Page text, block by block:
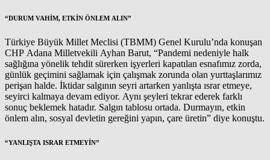
“DURUM VAHİM, ETKİN ÖNLEM ALIN”
Türkiye Büyük Millet Meclisi (TBMM) Genel Kurulu’nda konuşan
CHP Adana Milletvekili Ayhan Barut, “Pandemi nedeniyle halk
sağlığına yönelik tehdit sürerken işyerleri kapatılan esnafımız zorda,
günlük geçimini sağlamak için çalışmak zorunda olan yurttaşlarımız
perişan halde. İktidar salgının seyri artarken yanlışta ısrar etmeye,
seyirci kalmaya devam ediyor. Aynı şeyleri tekrar ederek farklı
sonuç beklemek hatadır. Salgın tablosu ortada. Durmayın, etkin
önlem alın, sosyal devletin gereğini yapın, çare üretin” diye konuştu.
“YANLIŞTA ISRAR ETMEYİN”